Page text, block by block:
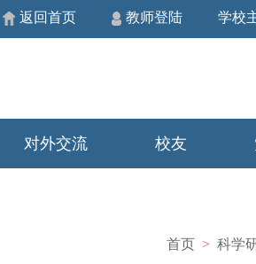
学校
教师登陆
返回首页
对外交流 校友
首页 > 科学